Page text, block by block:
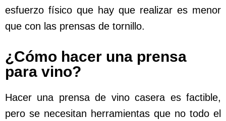
esfuerzo físico que hay que realizar es menor
que con las prensas de tornillo.
¿Cómo hacer una prensa
para vino?
Hacer una prensa de vino casera es factible,
pero se necesitan herramientas que no todo el